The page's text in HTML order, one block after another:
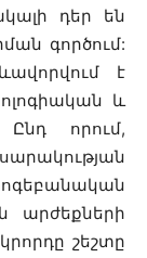
դեր են
գործում:
է
և
Ընդ որում,
արժեքների
շեշտը